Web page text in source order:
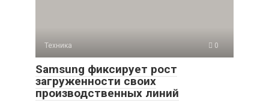
Техника 0
Samsung фиксирует рост
загруженности своих
производственных линий